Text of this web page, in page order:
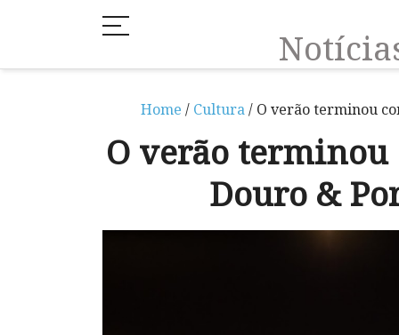
Home / Cultura/ O verão terminou
O verão
Douro &